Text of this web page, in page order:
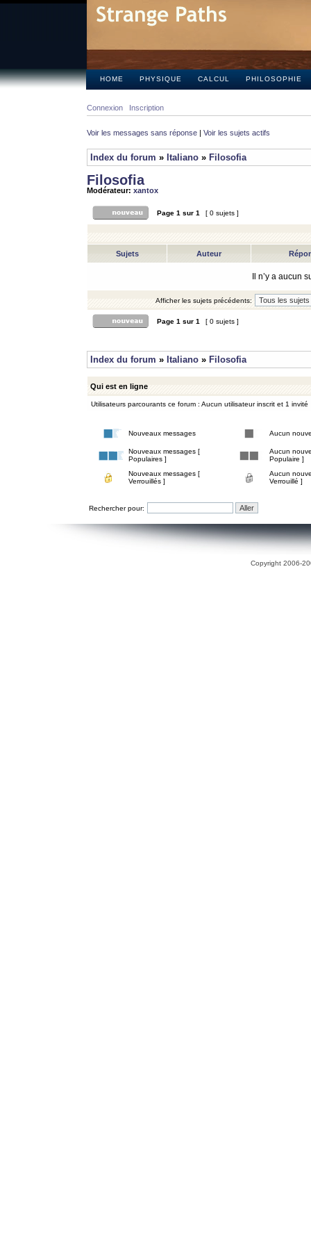
HOME PHYSIQUE CALCUL PHILOSOPHIE
Connexion Inscription
Voir les messages sans réponse | Voir les sujets actifs
Index du forum » Italiano » Filosofia
Filosofia
Modérateur: xantox
Page 1 sur 1 [ 0 sujets ]
Sujets Auteur
Il n’y a aucun
Afficher les sujets précédents:
Page 1 sur 1 [ 0 sujets ]
Index du forum » Italiano » Filosofia
Qui est en ligne
Utilisateurs parcourants ce forum : Aucun utilisateur inscrit et 1 invité
Nouveaux messages Aucun
Nouveaux messages [
Populaires ]
Aucun
Populaire ]
Nouveaux messages [
Verrouillés ]
Aucun
Verrouillé ]
Rechercher pour:
Copyright 2006-